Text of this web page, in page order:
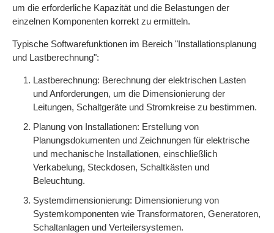
um die erforderliche Kapazität und die Belastungen der
einzelnen Komponenten korrekt zu ermitteln.
Typische Softwarefunktionen im Bereich "Installationsplanung
und Lastberechnung":
Lastberechnung: Berechnung der elektrischen Lasten
und Anforderungen, um die Dimensionierung der
Leitungen, Schaltgeräte und Stromkreise zu bestimmen.
Planung von Installationen: Erstellung von
Planungsdokumenten und Zeichnungen für elektrische
und mechanische Installationen, einschließlich
Verkabelung, Steckdosen, Schaltkästen und
Beleuchtung.
Systemdimensionierung: Dimensionierung von
Systemkomponenten wie Transformatoren, Generatoren,
Schaltanlagen und Verteilersystemen.